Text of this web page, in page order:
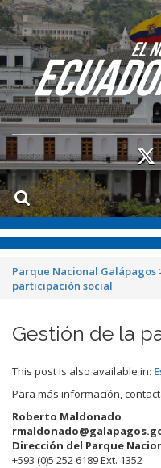
Parque Nacional Galápagos
participación social
Gestión de la
This post is also available in:
Para más información,
Roberto Maldonado
Dirección del Parque
+593 (0)5 252 6189 Ext. 1352